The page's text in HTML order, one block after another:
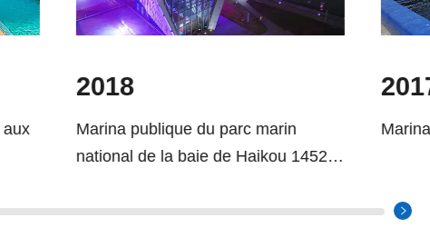
marin
14520
Marina de Lombok en Indonésie